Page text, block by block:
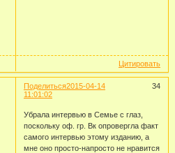
Цитировать
Поделиться 34
2015-04-14
11:01:02
Убрала интервью в Семье с глаз,
поскольку оф. гр. Вк опровергла факт
самого интервью этому изданию, а
мне оно просто-напросто не нравится